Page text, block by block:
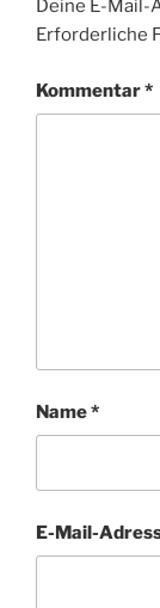
Deine E-
Erforderliche
Kommentar*
Name*
E-Mail-